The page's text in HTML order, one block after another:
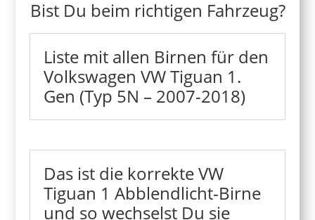
Bist Du beim richtigen Fahrzeug?
Liste mit allen Birnen für den
Volkswagen VW Tiguan 1.
Gen (Typ 5N – 2007-2018)
Das ist die korrekte VW
Tiguan 1 Abblendlicht-Birne
und so wechselst Du sie